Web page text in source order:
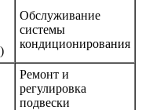
Обслуживание
системы
кондиционирования
Ремонт и
регулировка
подвески